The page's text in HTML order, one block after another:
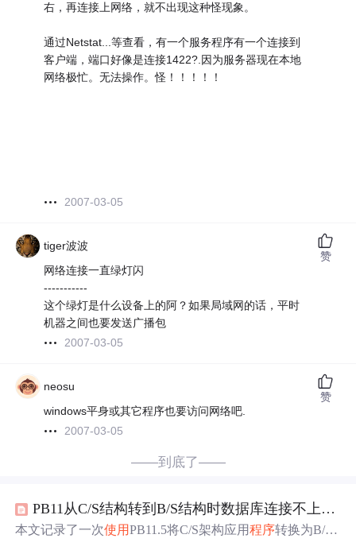
右，再连接上网络，就不出现这种怪现象。
通过Netstat...等查看，有一个服务程序有一个连接到
客户端，端口好像是连接1422?.因为服务器现在本地
网络极忙。无法操作。怪！！！！！
2007-03-05
tiger波波
网络连接一直绿灯闪
-----------
这个绿灯是什么设备上的阿？如果局域网的话，平时
机器之间也要发送广播包
2007-03-05
赞
neosu
windows平身或其它程序也要访问网络吧.
2007-03-05
赞
——到底了——
PB11从C/S结构转到B/S结构时数据库连接不上
问题
本文记录了一次使用PB11.5将C/S架构应用程序转换为B/S